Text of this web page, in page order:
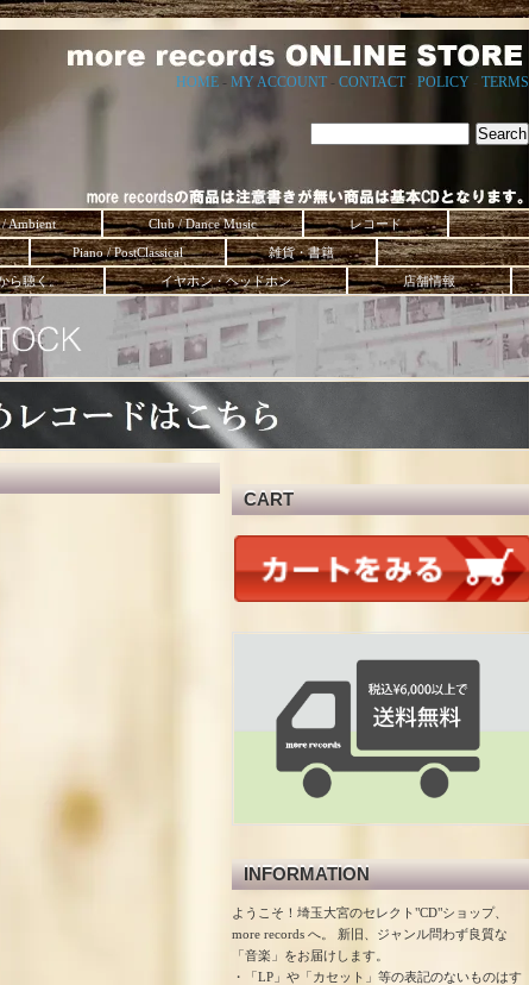
HOME - MY ACCOUNT - CONTACT- POLICY TERMS
/ Ambient Club / Dance Music
レコード
Piano / PostClassical
雑貨・書籍
ら聴く。 イヤホン・ヘッドホン 店舗情報
CART
INFORMATION
ようこそ！埼玉大宮のセレクト"CD"ショップ、
more records へ。 新旧、ジャンル問わず良質な
「音楽」をお届けします。
・「LP」や「カセット」等の表記のないものはす